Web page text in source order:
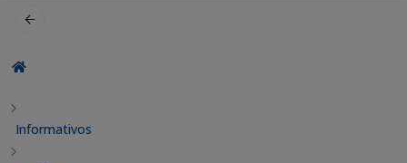
Informativos